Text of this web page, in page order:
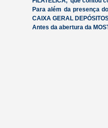
Para além da presença
CAIXA GERAL
Antes da abertura da